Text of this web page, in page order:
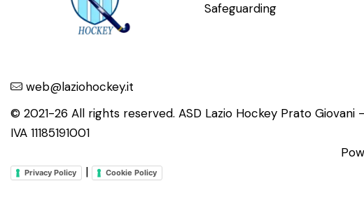
web@laziohockey.it
Safeguarding
© 2021-26 All rights reserved. ASD Lazio Hockey Prato
IVA 11185191001
Privacy Policy | Cookie Policy